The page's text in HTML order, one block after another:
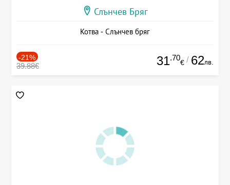
Слънчев Бряг
Котва - Слънчев бряг
-21%
39.88€ 31.70
€ / 62лв.